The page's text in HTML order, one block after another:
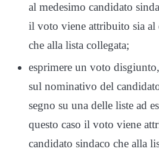
al medesimo candidato
il voto viene attribuito sia al
che alla lista collegata;
esprimere un voto
sul nominativo del
segno su una delle liste ad
questo caso il voto viene
candidato sindaco che alla